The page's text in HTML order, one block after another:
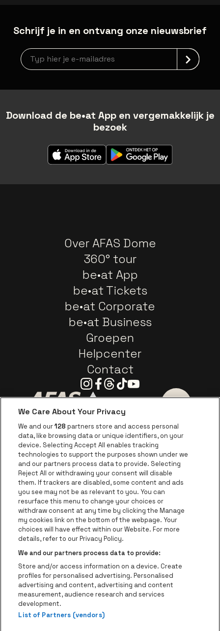
Schrijf je in en ontvang onze nieuwsbrief
Nieuwsbrief aanmelding
Download de be•at App en vergemakkelijk je
bezoek
Over AFAS Dome
360° tour
be•at App
be•at Tickets
be•at Corporate
be•at Business
Groepen
Helpcenter
Contact
Instagram
Facebook
Threads
TiktokYoutube
Ga naar de website van
Ga naar
Ga naar de website van Europcar
Ga naar de
Ga naar de website van Coca-Cola
Ga naar de website van
Ga naar de
Ga naar de website van Champagne
Ga naar de website
Ga naar de website van Het
Ga naar de
AFAS Dome is een deel van be•at
AFAS Dome
Schijnpoortweg 119, 2170 Antwerpen
Be-At Venues
Schijnpoortweg 119, 2170 Antwerpen
BTW (BE) 0461.051.688 - RPR Antwerpen
BNP Paribas Fortis - IBAN: BE93 2200 4925 0067 - BIC:
GEBABEBB
We Care About Your Privacy
We and our128 partners store and access personal
data, like browsing data or unique identifiers, on your
device. Selecting Accept All enables tracking
technologies to support the purposes shown under we
and our partners process data to provide. Selecting
Reject All or withdrawing your consent will disable
them. If trackers are disabled, some content and ads
you see may not be as relevant to you. You can
resurface this menu to change your choices or
withdraw consent at any time by clicking the Manage
my cookies link on the bottom of the webpage. Your
choices will have effect within our Website. For more
details, refer to our Privacy Policy.
We and our partners process data to provide:
Store and/or access information on a device. Create
profiles for personalised advertising. Personalised
advertising and content, advertising and content
measurement, audience research and services
development.
List of Partners (vendors)